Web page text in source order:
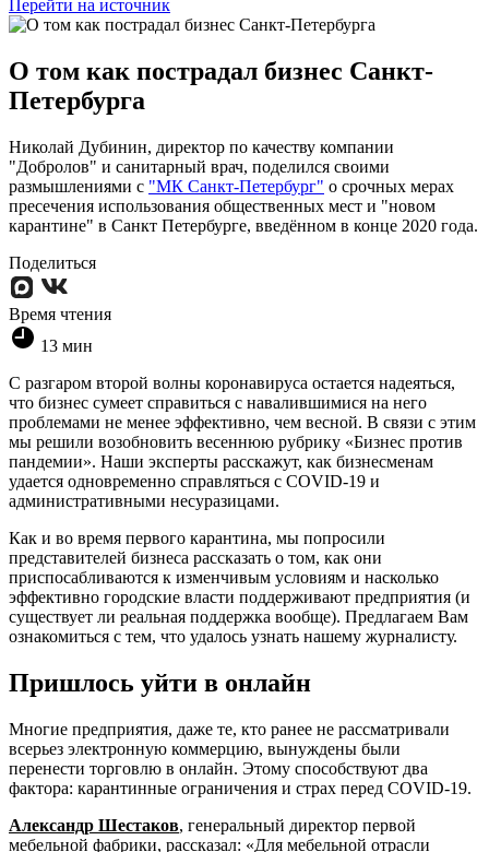
Перейти на источник
О том как пострадал бизнес Санкт-
Петербурга
Николай Дубинин, директор по качеству компании
"Добролов" и санитарный врач, поделился своими
размышлениями с "МК Санкт-Петербург" о срочных мерах
пресечения использования общественных мест и "новом
карантине" в Санкт Петербурге, введённом в конце 2020 года.
Поделиться
Время чтения
13 мин
С разгаром второй волны коронавируса остается надеяться,
что бизнес сумеет справиться с навалившимися на него
проблемами не менее эффективно, чем весной. В связи с этим
мы решили возобновить весеннюю рубрику «Бизнес против
пандемии». Наши эксперты расскажут, как бизнесменам
удается одновременно справляться с COVID-19 и
административными несуразицами.
Как и во время первого карантина, мы попросили
представителей бизнеса рассказать о том, как они
приспосабливаются к изменчивым условиям и насколько
эффективно городские власти поддерживают предприятия (и
существует ли реальная поддержка вообще). Предлагаем Вам
ознакомиться с тем, что удалось узнать нашему журналисту.
Пришлось уйти в онлайн
Многие предприятия, даже те, кто ранее не рассматривали
всерьез электронную коммерцию, вынуждены были
перенести торговлю в онлайн. Этому способствуют два
фактора: карантинные ограничения и страх перед COVID-19.
Александр Шестаков, генеральный директор первой
мебельной фабрики, рассказал: «Для мебельной отрасли